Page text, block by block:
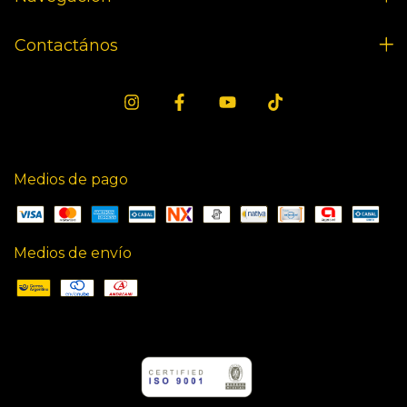
Contactános
Medios de pago
Medios de envío